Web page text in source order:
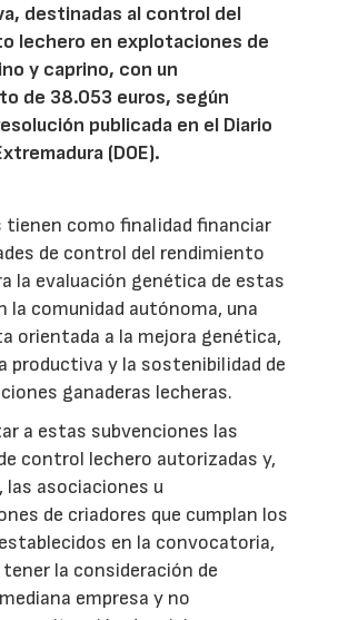
destinadas al control del
lechero en explotaciones de
y caprino, con un
de 38.053 euros, según
publicada en el Diario
(DOE).
tienen como finalidad financiar
de control del rendimiento
la evaluación genética de estas
la comunidad autónoma, una
orientada a la mejora genética,
productiva y la sostenibilidad de
ganaderas lecheras.
a estas subvenciones las
control lechero autorizadas y,
las asociaciones u
de criadores que cumplan los
en la convocatoria,
la consideración de
empresa y no